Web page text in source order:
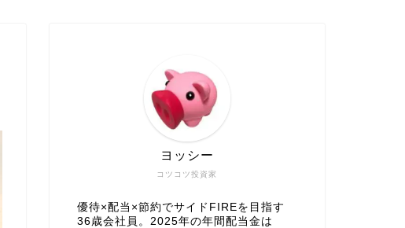
コツコツ投資家
ヨッシー
優待×配当×節約でサイドFIREを目指す
36歳会社員。2025年の年間配当金は